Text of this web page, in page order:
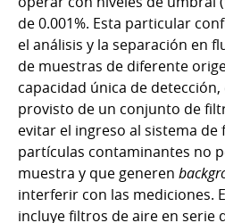
de 0.001%. Esta particular
el análisis y la separación en
de muestras de diferente
capacidad única de
provisto de un conjunto de
evitar el ingreso al sistema de
partículas contaminantes no
muestra y que generen
interferir con las mediciones.
incluye filtros de aire en serie